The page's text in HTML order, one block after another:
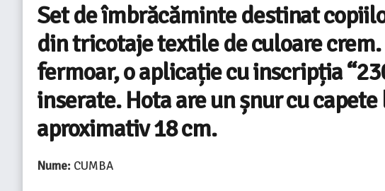
Set de îmbrăcăminte destinat
din tricotaje textile de culoare
fermoar, o aplicație cu inscripția
inserate. Hota are un șnur cu
aproximativ 18 cm.
Nume: CUMBA